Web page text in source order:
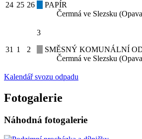
24 25 26
PAPÍR
Čermná ve Slezsku
31 1 2
3
SMĚSNÝ KOMUNÁLNÍ
Čermná ve Slezsku
Kalendář svozu odpadu
Fotogalerie
Náhodná fotogalerie